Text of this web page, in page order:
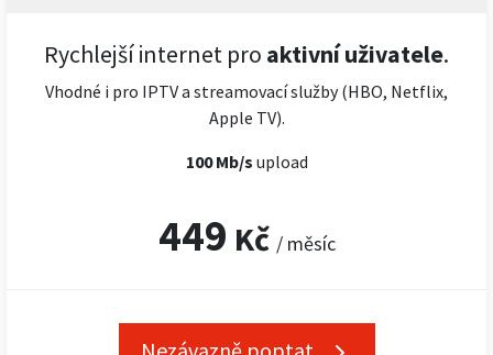
Rychlejší internet pro aktivní uživatele.
Vhodné i pro IPTV a streamovací služby (HBO, Netflix,
Apple TV).
100 Mb/s upload
449 Kč / měsíc